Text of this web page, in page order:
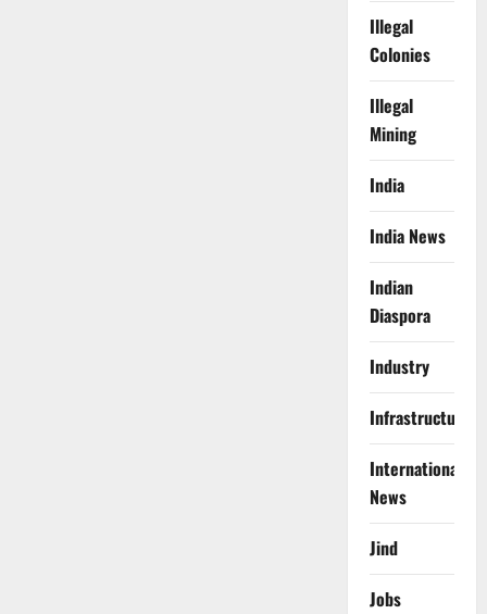
Illegal
Colonies
Illegal
Mining
India
India News
Indian
Diaspora
Industry
Infrastructure
International
News
Jind
Jobs